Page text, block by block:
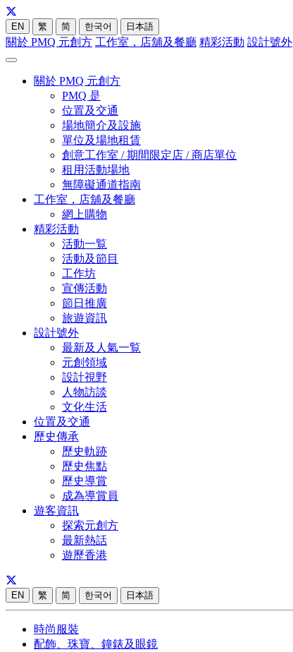
EN 繁 简 한국어 日本語
關於 PMQ 元創方 工作室，店舖及餐廳 精彩活動 設計號外
關於 PMQ 元創方
PMQ 是
位置及交通
場地簡介及設施
單位及場地租賃
創意工作室 / 期間限定店 / 商店單位
租用活動場地
無障礙通道指南
工作室，店舖及餐廳
網上購物
精彩活動
活動一覧
活動及節目
工作坊
宣傳活動
節日推廣
旅遊資訊
設計號外
最新及人氣一覧
元創領域
設計視野
人物訪談
文化生活
位置及交通
歷史傳承
歷史軌跡
歷史焦點
歷史導賞
成為導賞員
遊客資訊
探索元創方
最新熱話
遊歷香港
EN 繁 简 한국어 日本語
時尚服裝
配飾、珠寶、鐘錶及眼鏡